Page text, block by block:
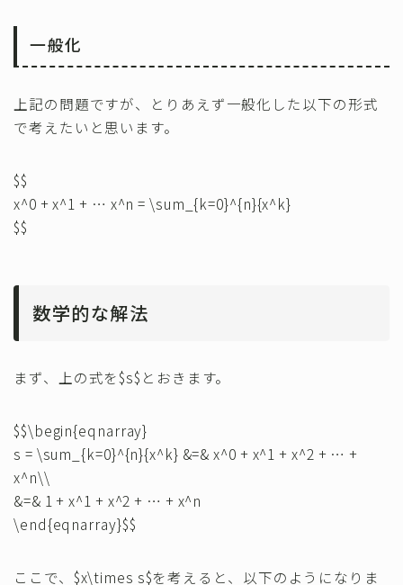
一般化
上記の問題ですが、とりあえず一般化した以下の形式
で考えたいと思います。
$$
x^0 + x^1 + … x^n = \sum_{k=0}^{n}{x^k}
$$
数学的な解法
まず、上の式を$s$とおきます。
$$\begin{eqnarray}
s = \sum_{k=0}^{n}{x^k} &=& x^0 + x^1 + x^2 + … +
x^n\\
&=& 1 + x^1 + x^2 + … + x^n
\end{eqnarray}$$
ここで、$x\times s$を考えると、以下のようになりま